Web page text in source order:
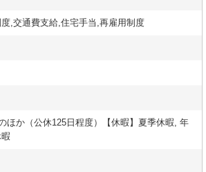
,交通費支給,住宅手当,再雇用制度
ほか（公休125日程度）【休暇】夏季休暇, 年